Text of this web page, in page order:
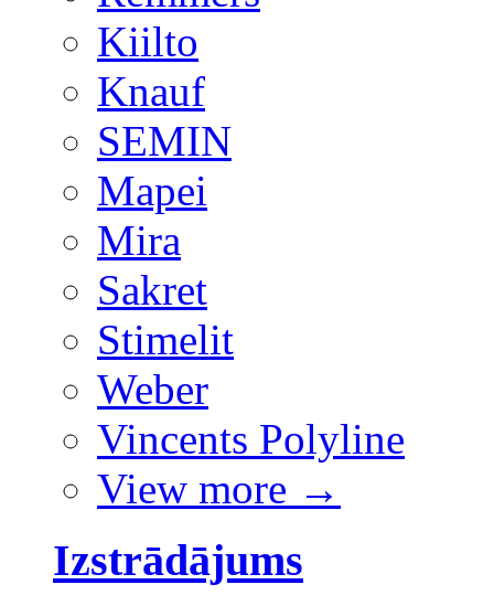
Kiilto
Knauf
SEMIN
Mapei
Mira
Sakret
Stimelit
Weber
Vincents Polyline
View more →
Izstrādājums